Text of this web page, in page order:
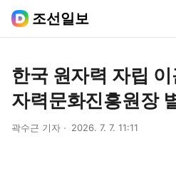
조선일보
한국 원자력 자립
자력문화진흥원장
곽수근 기자 2026. 7. 7. 11:11